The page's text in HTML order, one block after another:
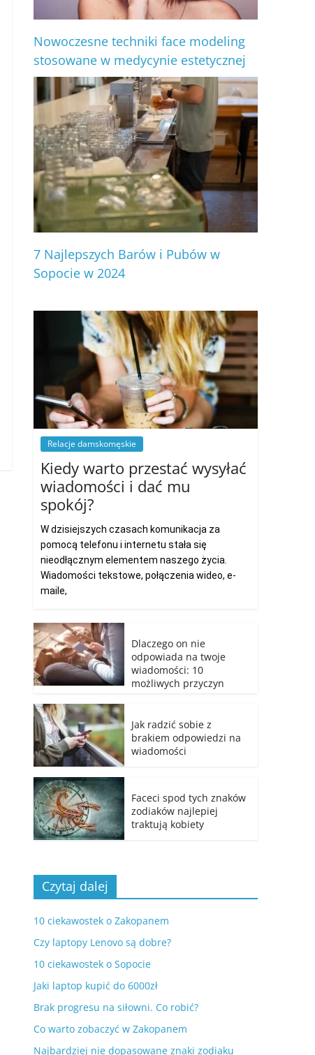
Nowoczesne techniki face modeling
stosowane w medycynie estetycznej
7 Najlepszych Barów i Pubów w
Sopocie w 2024
Relacje damskomęskie
Kiedy warto przestać wysyłać
wiadomości i dać mu
spokój?
W dzisiejszych czasach komunikacja za
pomocą telefonu i internetu stała się
nieodłącznym elementem naszego życia.
Wiadomości tekstowe, połączenia wideo, e-
maile,
Dlaczego on nie
odpowiada na twoje
wiadomości: 10
możliwych przyczyn
Jak radzić sobie z
brakiem odpowiedzi na
wiadomości
Faceci spod tych znaków
zodiaków najlepiej
traktują kobiety
Czytaj dalej
10 ciekawostek o Zakopanem
Czy laptopy Lenovo są dobre?
10 ciekawostek o Sopocie
Jaki laptop kupić do 6000zł
Brak progresu na siłowni. Co robić?
Co warto zobaczyć w Zakopanem
Najbardziej nie dopasowane znaki zodiaku